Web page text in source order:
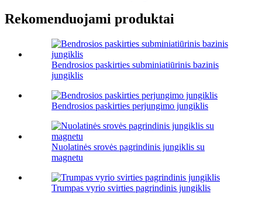
Rekomenduojami produktai
Bendrosios paskirties subminiatiūrinis bazinis
jungiklis
Bendrosios paskirties perjungimo jungiklis
Nuolatinės srovės pagrindinis jungiklis su
magnetu
Trumpas vyrio svirties pagrindinis jungiklis